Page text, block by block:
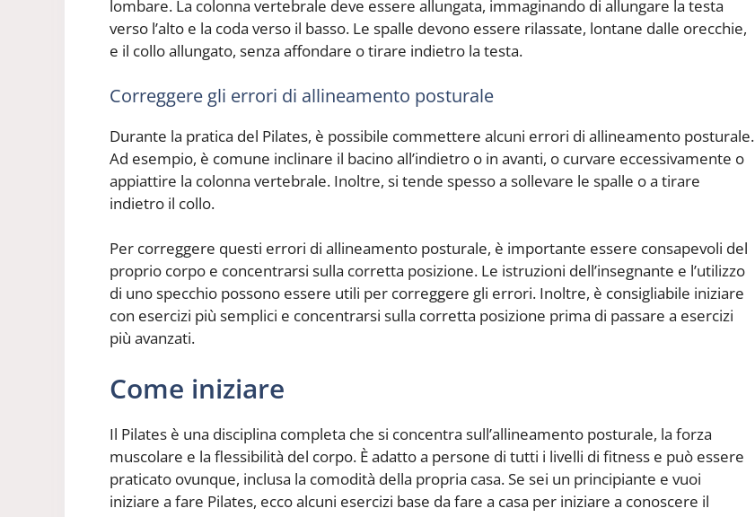
lombare. La colonna vertebrale deve essere allungata, immaginando di allungare la testa
verso l’alto e la coda verso il basso. Le spalle devono essere rilassate, lontane dalle orecchie,
e il collo allungato, senza affondare o tirare indietro la testa.
Correggere gli errori di allineamento posturale
Durante la pratica del Pilates, è possibile commettere alcuni errori di allineamento posturale.
Ad esempio, è comune inclinare il bacino all’indietro o in avanti, o curvare eccessivamente o
appiattire la colonna vertebrale. Inoltre, si tende spesso a sollevare le spalle o a tirare
indietro il collo.
Per correggere questi errori di allineamento posturale, è importante essere consapevoli del
proprio corpo e concentrarsi sulla corretta posizione. Le istruzioni dell’insegnante e l’utilizzo
di uno specchio possono essere utili per correggere gli errori. Inoltre, è consigliabile iniziare
con esercizi più semplici e concentrarsi sulla corretta posizione prima di passare a esercizi
più avanzati.
Come iniziare
Il Pilates è una disciplina completa che si concentra sull’allineamento posturale, la forza
muscolare e la flessibilità del corpo. È adatto a persone di tutti i livelli di fitness e può essere
praticato ovunque, inclusa la comodità della propria casa. Se sei un principiante e vuoi
iniziare a fare Pilates, ecco alcuni esercizi base da fare a casa per iniziare a conoscere il